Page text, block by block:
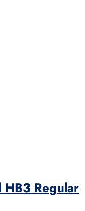
Regular